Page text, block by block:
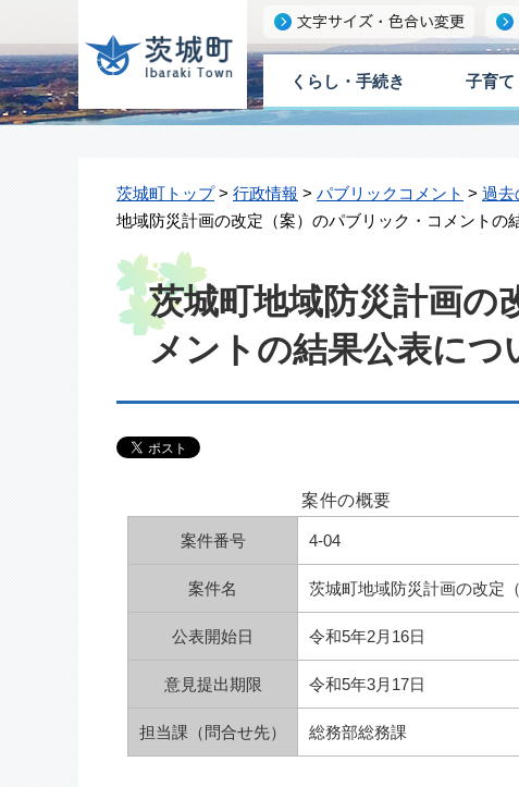
くらし・手続き 子育て
茨城町トップ> 行政情報 > パブリックコメント > 過去
地域防災計画の改定（案）のパブリック・コメントの
茨城町地域防災計画の
メントの結果公表につ
案件の概要
案件番号 4-04
案件名 茨城町地域防災計画の改定（
公表開始日 令和5年2月16日
意見提出期限 令和5年3月17日
担当課（問合せ先） 総務部総務課